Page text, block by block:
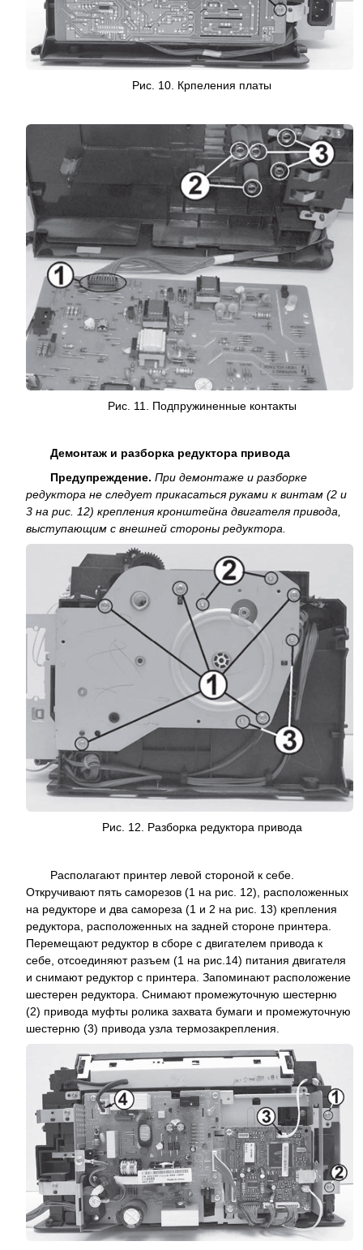
Рис. 10. Крпеления платы
Рис. 11. Подпружиненные контакты
Демонтаж и разборка редуктора привода
Предупреждение. При демонтаже и разборке
редуктора не следует прикасаться руками к винтам (2 и
3 на рис. 12) крепления кронштейна двигателя привода,
выступающим с внешней стороны редуктора.
Рис. 12. Разборка редуктора привода
Располагают принтер левой стороной к себе.
Откручивают пять саморезов (1 на рис. 12), расположенных
на редукторе и два самореза (1 и 2 на рис. 13) крепления
редуктора, расположенных на задней стороне принтера.
Перемещают редуктор в сборе с двигателем привода к
себе, отсоединяют разъем (1 на рис.14) питания двигателя
и снимают редуктор с принтера. Запоминают расположение
шестерен редуктора. Снимают промежуточную шестерню
(2) привода муфты ролика захвата бумаги и промежуточную
шестерню (3) привода узла термозакрепления.